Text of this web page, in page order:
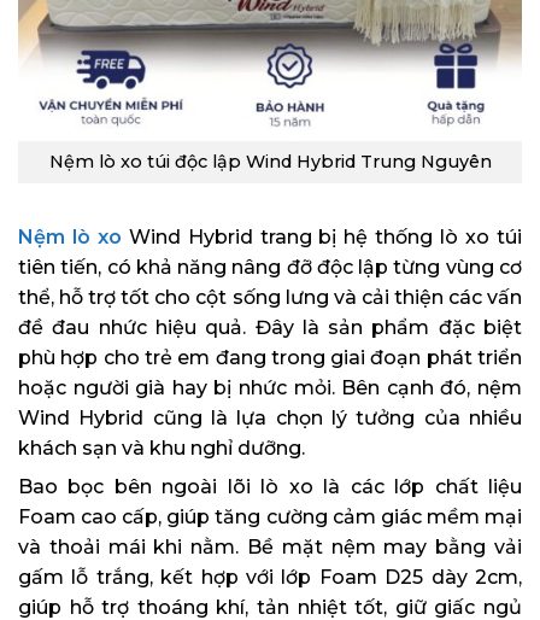
Nệm lò xo túi độc lập Wind Hybrid Trung Nguyên
Nệm lò xo Wind Hybrid trang bị hệ thống lò xo túi
tiên tiến, có khả năng nâng đỡ độc lập từng vùng cơ
thể, hỗ trợ tốt cho cột sống lưng và cải thiện các vấn
đề đau nhức hiệu quả. Đây là sản phẩm đặc biệt
phù hợp cho trẻ em đang trong giai đoạn phát triển
hoặc người già hay bị nhức mỏi. Bên cạnh đó, nệm
Wind Hybrid cũng là lựa chọn lý tưởng của nhiều
khách sạn và khu nghỉ dưỡng.
Bao bọc bên ngoài lõi lò xo là các lớp chất liệu
Foam cao cấp, giúp tăng cường cảm giác mềm mại
và thoải mái khi nằm. Bề mặt nệm may bằng vải
gấm lỗ trắng, kết hợp với lớp Foam D25 dày 2cm,
giúp hỗ trợ thoáng khí, tản nhiệt tốt, giữ giấc ngủ